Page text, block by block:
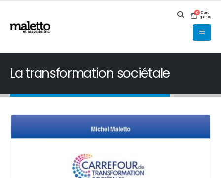
0 Cart
$0.00
La transformation sociétale